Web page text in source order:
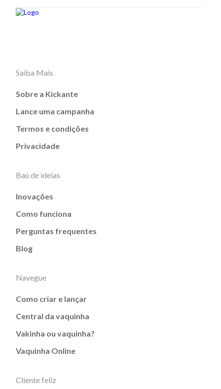
Saiba Mais
Sobre a Kickante
Lance uma campanha
Termos e condições
Privacidade
Baú de ideias
Inovações
Como funciona
Perguntas frequentes
Blog
Navegue
Como criar e lançar
Central da vaquinha
Vakinha ou vaquinha?
Vaquinha Online
Cliente feliz